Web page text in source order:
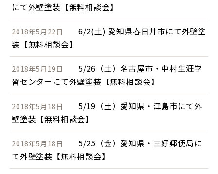
にて外壁塗装【無料相談会】
2018年5月22日
6/2(土) 愛知県春日井市にて外壁塗
装【無料相談会】
2018年5月19日
5/26（土）名古屋市・中村生涯学
習センターにて外壁塗装【無料相談会】
2018年5月18日
5/19（土）愛知県・津島市にて外
壁塗装【無料相談会】
2018年5月18日
5/25（金）愛知県・三好郵便局に
て外壁塗装【無料相談会】